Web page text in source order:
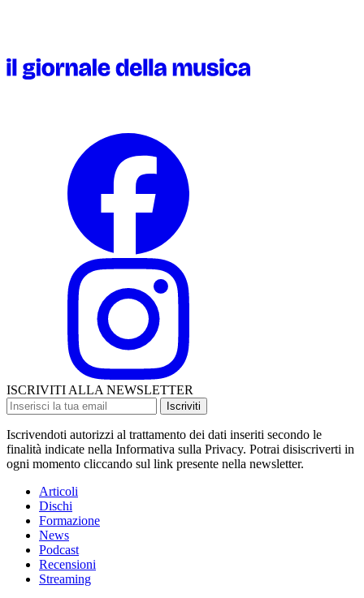
ISCRIVITI ALLA NEWSLETTER
Iscriviti
Iscrivendoti autorizzi al trattamento dei dati inseriti secondo le
finalità indicate nella Informativa sulla Privacy. Potrai disiscriverti in
ogni momento cliccando sul link presente nella newsletter.
Articoli
Dischi
Formazione
News
Podcast
Recensioni
Streaming